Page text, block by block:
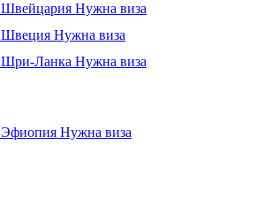
Швейцария Нужна виза
Швеция Нужна виза
Шри-Ланка Нужна виза
Эфиопия Нужна виза